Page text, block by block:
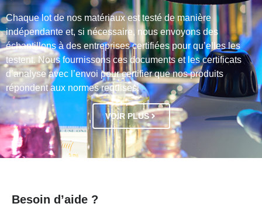
Chaque lot de nos matériaux est testé de manière
indépendante et, si nécessaire, nous envoyons des
échantillons à des entreprises certifiées pour qu’elles les
testent. Nous fournissons ces documents et les certificats
d’analyse avec l’envoi pour certifier que nos produits
répondent aux normes requises.
VOIR PLUS
Besoin d’aide ?